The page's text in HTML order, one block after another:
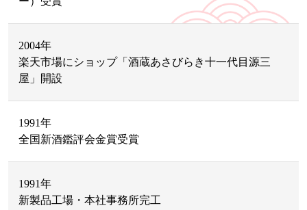
2004年
楽天市場にショップ「酒蔵あさびらき十一代目源三
屋」開設
1991年
全国新酒鑑評会金賞受賞
1991年
新製品工場・本社事務所完工